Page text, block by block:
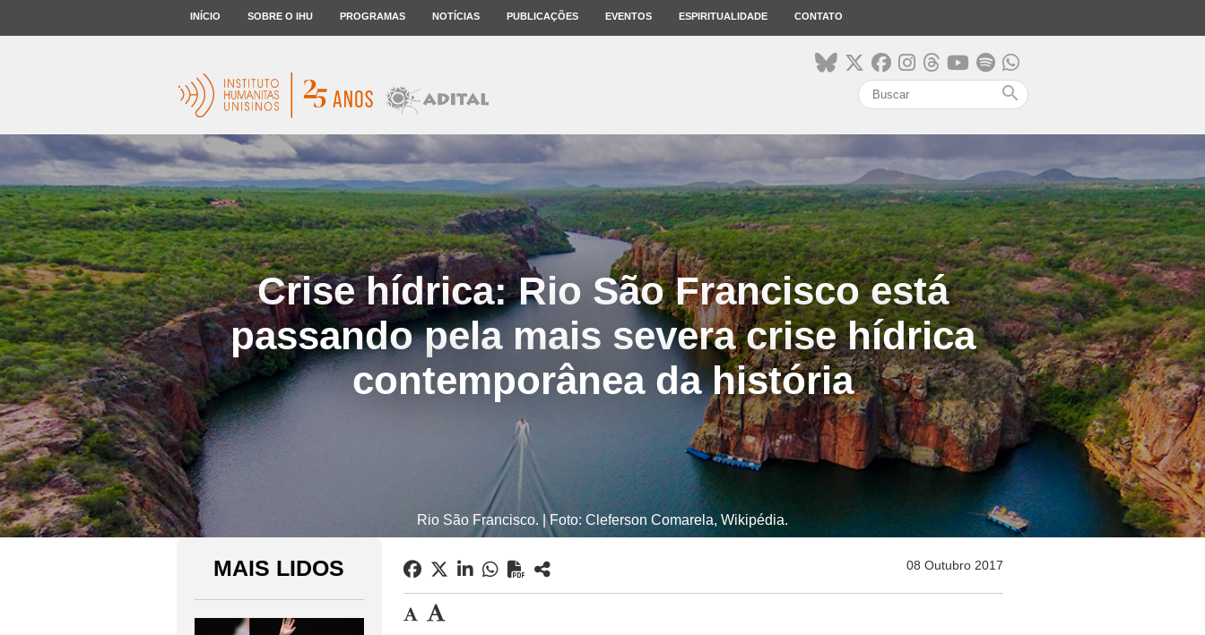
INÍCIO SOBRE O IHU PROGRAMAS NOTÍCIAS PUBLICAÇÕES EVENTOS ESPIRITUALIDADE CONTATO
search
Crise hídrica: Rio São Francisco está
passando pela mais severa crise hídrica
contemporânea da história
Rio São Francisco. | Foto: Cleferson Comarela, Wikipédia.
MAIS LIDOS 08 Outubro 2017